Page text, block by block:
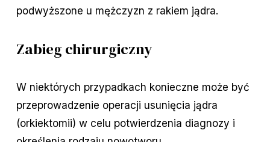
podwyższone u mężczyzn z rakiem jądra.
Zabieg chirurgiczny
W niektórych przypadkach konieczne może być
przeprowadzenie operacji usunięcia jądra
(orkiektomii) w celu potwierdzenia diagnozy i